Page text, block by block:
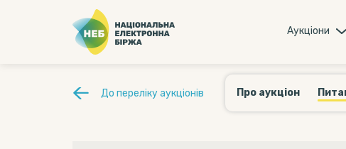
Аукцiони
До переліку аукціонів Про аукціон